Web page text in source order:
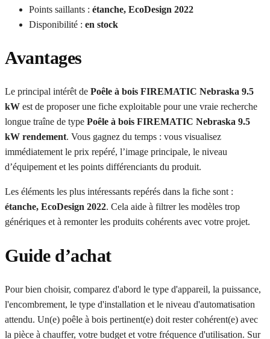
Points saillants : étanche, EcoDesign 2022
Disponibilité : en stock
Avantages
Le principal intérêt de Poêle à bois FIREMATIC Nebraska 9.5
kW est de proposer une fiche exploitable pour une vraie recherche
longue traîne de type Poêle à bois FIREMATIC Nebraska 9.5
kW rendement. Vous gagnez du temps : vous visualisez
immédiatement le prix repéré, l’image principale, le niveau
d’équipement et les points différenciants du produit.
Les éléments les plus intéressants repérés dans la fiche sont :
étanche, EcoDesign 2022. Cela aide à filtrer les modèles trop
génériques et à remonter les produits cohérents avec votre projet.
Guide d’achat
Pour bien choisir, comparez d'abord le type d'appareil, la puissance,
l'encombrement, le type d'installation et le niveau d'automatisation
attendu. Un(e) poêle à bois pertinent(e) doit rester cohérent(e) avec
la pièce à chauffer, votre budget et votre fréquence d'utilisation. Sur